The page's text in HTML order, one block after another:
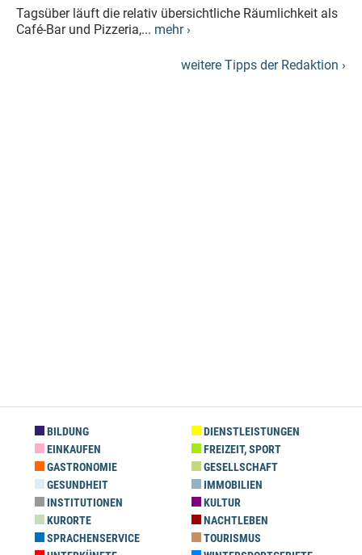
Tagsüber läuft die relativ übersichtliche Räumlichkeit als
Café-Bar und Pizzeria,... mehr ›
weitere Tipps der Redaktion ›
BILDUNG
DIENSTLEISTUNGEN
EINKAUFEN
FREIZEIT, SPORT
GASTRONOMIE
GESELLSCHAFT
GESUNDHEIT
IMMOBILIEN
INSTITUTIONEN
KULTUR
KURORTE
NACHTLEBEN
SPRACHENSERVICE
TOURISMUS
UNTERKÜNFTE
WINTERSPORTGEBIETE